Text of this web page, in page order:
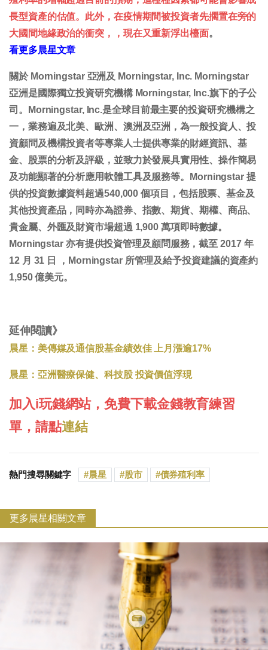
長型資產的估值。此外，在疫情期間被投資者先擱置在旁的
大國間地緣政治的衝突，，現在又重新浮出檯面。
看更多晨星文章
關於 Morningstar 亞洲及 Morningstar, Inc. Morningstar
亞洲是國際獨立投資研究機構 Morningstar, Inc.旗下的子公
司。Morningstar, Inc.是全球目前最主要的投資研究機構之
一，業務遍及北美、歐洲、澳洲及亞洲，為一般投資人、投
資顧問及機構投資者等專業人士提供專業的財經資訊、基
金、股票的分析及評級，並致力於發展具實用性、操作簡易
及功能顯著的分析應用軟體工具及服務等。Morningstar 提
供的投資數據資料超過540,000 個項目，包括股票、基金及
其他投資產品，同時亦為證券、指數、期貨、期權、商品、
貴金屬、外匯及財資市場超過 1,900 萬項即時數據。
Morningstar 亦有提供投資管理及顧問服務，截至 2017 年
12 月 31 日 ，Morningstar 所管理及給予投資建議的資產約
1,950 億美元。
延伸閱讀》
晨星：美傳媒及通信股基金績效佳 上月漲逾17%
晨星：亞洲醫療保健、科技股 投資價值浮現
加入i玩錢網站，免費下載金錢教育練習
單，請點連結
熱門搜尋關鍵字 晨星 股市 債券殖利率
更多晨星相關文章